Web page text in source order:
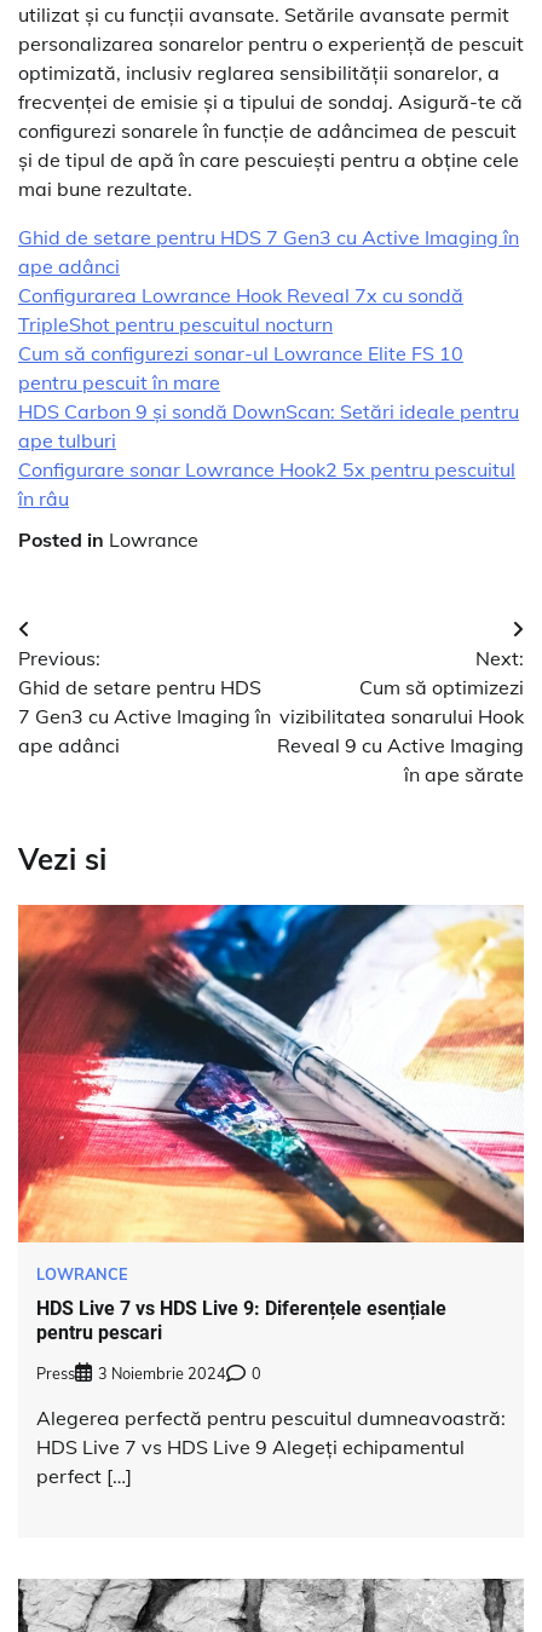
utilizat și cu funcții avansate. Setările avansate permit
personalizarea sonarelor pentru o experiență de pescuit
optimizată, inclusiv reglarea sensibilității sonarelor, a
frecvenței de emisie și a tipului de sondaj. Asigură-te că
configurezi sonarele în funcție de adâncimea de pescuit
și de tipul de apă în care pescuiești pentru a obține cele
mai bune rezultate.
Ghid de setare pentru HDS 7 Gen3 cu Active Imaging în
ape adânci
Configurarea Lowrance Hook Reveal 7x cu sondă
TripleShot pentru pescuitul nocturn
Cum să configurezi sonar-ul Lowrance Elite FS 10
pentru pescuit în mare
HDS Carbon 9 și sondă DownScan: Setări ideale pentru
ape tulburi
Configurare sonar Lowrance Hook2 5x pentru pescuitul
în râu
Posted in Lowrance
Navigare
în
articole
Previous:
Ghid de setare pentru HDS
7 Gen3 cu Active Imaging în
ape adânci
Next:
Cum să optimizezi
vizibilitatea sonarului Hook
Reveal 9 cu Active Imaging
în ape sărate
Vezi si
LOWRANCE
HDS Live 7 vs HDS Live 9: Diferențele esențiale
pentru pescari
Press 3 Noiembrie 2024 0
Alegerea perfectă pentru pescuitul dumneavoastră:
HDS Live 7 vs HDS Live 9 Alegeți echipamentul
perfect […]